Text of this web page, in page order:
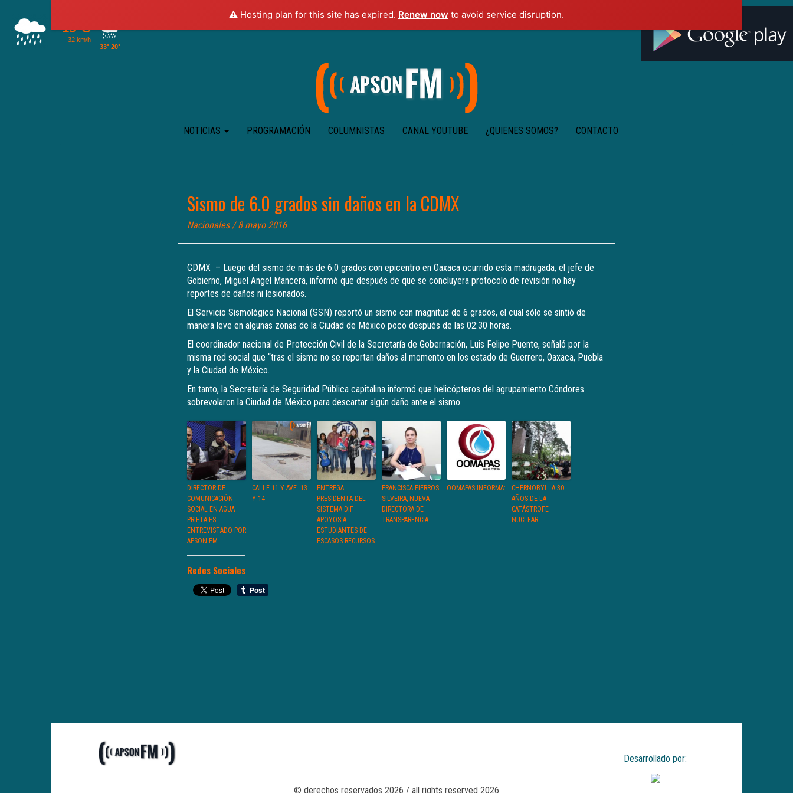
⚠️ Hosting plan for this site has expired. Renew now to avoid service disruption.
NOTICIAS PROGRAMACIÓN COLUMNISTAS CANAL YOUTUBE ¿QUIENES SOMOS? CONTACTO
Sismo de 6.0 grados sin daños en la CDMX
Nacionales/ 8 mayo 2016
CDMX – Luego del sismo de más de 6.0 grados con epicentro en Oaxaca ocurrido esta madrugada, el jefe de
Gobierno, Miguel Angel Mancera, informó que después de que se concluyera protocolo de revisión no hay
reportes de daños ni lesionados.
El Servicio Sismológico Nacional (SSN) reportó un sismo con magnitud de 6 grados, el cual sólo se sintió de
manera leve en algunas zonas de la Ciudad de México poco después de las 02:30 horas.
El coordinador nacional de Protección Civil de la Secretaría de Gobernación, Luis Felipe Puente, señaló por la
misma red social que “tras el sismo no se reportan daños al momento en los estado de Guerrero, Oaxaca, Puebla
y la Ciudad de México.
En tanto, la Secretaría de Seguridad Pública capitalina informó que helicópteros del agrupamiento Cóndores
sobrevolaron la Ciudad de México para descartar algún daño ante el sismo.
DIRECTOR DE
COMUNICACIÓN
SOCIAL EN AGUA
PRIETA ES
ENTREVISTADO POR
APSON FM
CALLE 11 Y AVE. 13
Y 14
ENTREGA
PRESIDENTA DEL
SISTEMA DIF
APOYOS A
ESTUDIANTES DE
ESCASOS RECURSOS
FRANCISCA FIERROS
SILVEIRA, NUEVA
DIRECTORA DE
TRANSPARENCIA.
OOMAPAS INFORMA:
CHERNOBYL: A 30
AÑOS DE LA
CATÁSTROFE
NUCLEAR
Redes Sociales
Desarrollado por:
© derechos reservados 2026 / all rights reserved 2026